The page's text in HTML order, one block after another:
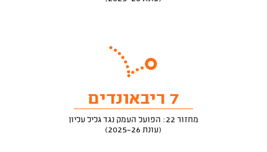
7 ריבאונדים
מחזור 22: הפועל העמק נגד גליל עליון
(עונת 2025-26)